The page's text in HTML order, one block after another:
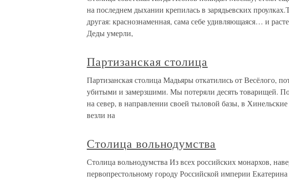
на последнем дыхании крепилась в зарядьевских
другая: краснознаменная, сама себе удивляющаяся… и
Деды умерли,
Партизанская столица
Партизанская столица Мадьяры откатились от Весёлого,
убитыми и замерзшими. Мы потеряли десять товарищей.
на север, в направлении своей тыловой базы, в
везли на
Столица вольнодумства
Столица вольнодумства Из всех российских монархов,
первопрестольному городу Российской империи